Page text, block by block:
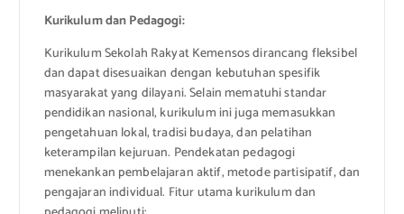
Kurikulum dan Pedagogi:
Kurikulum Sekolah Rakyat Kemensos dirancang fleksibel
dan dapat disesuaikan dengan kebutuhan spesifik
masyarakat yang dilayani. Selain mematuhi standar
pendidikan nasional, kurikulum ini juga memasukkan
pengetahuan lokal, tradisi budaya, dan pelatihan
keterampilan kejuruan. Pendekatan pedagogi
menekankan pembelajaran aktif, metode partisipatif, dan
pengajaran individual. Fitur utama kurikulum dan